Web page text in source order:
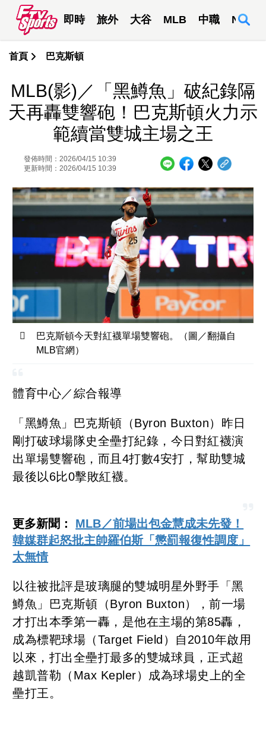
即時 旅外 大谷 MLB 中職 NBA
首頁 巴克斯頓
MLB(影)／「黑鱒魚」破紀錄隔
天再轟雙響砲！巴克斯頓火力示
範續當雙城主場之王
發佈時間：2026/04/15 10:39
更新時間：2026/04/15 10:39
巴克斯頓今天對紅襪單場雙響砲。（圖／翻攝自
MLB官網）
體育中心／綜合報導
「黑鱒魚」巴克斯頓（Byron Buxton）昨日
剛打破球場隊史全壘打紀錄，今日對紅襪演
出單場雙響砲，而且4打數4安打，幫助雙城
最後以6比0擊敗紅襪。
更多新聞： MLB／前場出包金慧成未先發！
韓媒群起怒批主帥羅伯斯「懲罰報復性調度」
太無情
以往被批評是玻璃腿的雙城明星外野手「黑
鱒魚」巴克斯頓（Byron Buxton），前一場
才打出本季第一轟，是他在主場的第85轟，
成為標靶球場（Target Field）自2010年啟用
以來，打出全壘打最多的雙城球員，正式超
越凱普勒（Max Kepler）成為球場史上的全
壘打王。